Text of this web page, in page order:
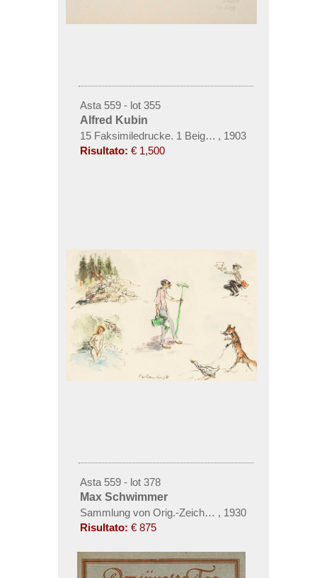
Asta 559 - lot 355
Alfred Kubin
15 Faksimiledrucke. 1 Beigabe, 1903
Risultato: € 1,500
Asta 559 - lot 378
Max Schwimmer
Sammlung von Orig.-Zeichnungen
, 1930
Risultato: € 875